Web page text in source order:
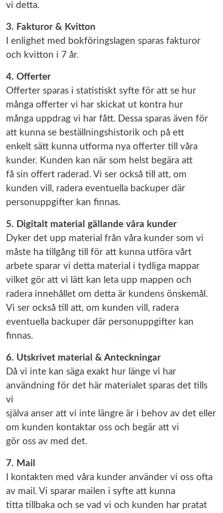
vi detta.
3. Fakturor & Kvitton
I enlighet med bokföringslagen sparas fakturor
och kvitton i 7 år.
4. Offerter
Offerter sparas i statistiskt syfte för att se hur
många offerter vi har skickat ut kontra hur
många uppdrag vi har fått. Dessa sparas även för
att kunna se beställningshistorik och på ett
enkelt sätt kunna utforma nya offerter till våra
kunder. Kunden kan när som helst begära att
få sin offert raderad. Vi ser också till att, om
kunden vill, radera eventuella backuper där
personuppgifter kan finnas.
5. Digitalt material gällande våra kunder
Dyker det upp material från våra kunder som vi
måste ha tillgång till för att kunna utföra vårt
arbete sparar vi detta material i tydliga mappar
vilket gör att vi lätt kan leta upp mappen och
radera innehållet om detta är kundens önskemål.
Vi ser också till att, om kunden vill, radera
eventuella backuper där personuppgifter kan
finnas.
6. Utskrivet material & Anteckningar
Då vi inte kan säga exakt hur länge vi har
användning för det här materialet sparas det tills
vi
själva anser att vi inte längre är i behov av det eller
om kunden kontaktar oss och begär att vi
gör oss av med det.
7. Mail
I kontakten med våra kunder använder vi oss ofta
av mail. Vi sparar mailen i syfte att kunna
titta tillbaka och se vad vi och kunden har pratat